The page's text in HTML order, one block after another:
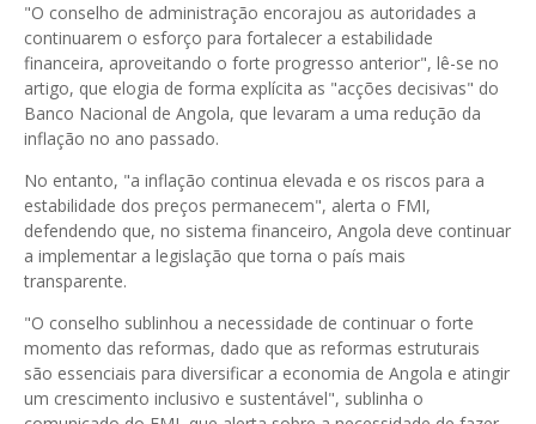
"O conselho de administração encorajou as autoridades a
continuarem o esforço para fortalecer a estabilidade
financeira, aproveitando o forte progresso anterior", lê-se no
artigo, que elogia de forma explícita as "acções decisivas" do
Banco Nacional de Angola, que levaram a uma redução da
inflação no ano passado.
No entanto, "a inflação continua elevada e os riscos para a
estabilidade dos preços permanecem", alerta o FMI,
defendendo que, no sistema financeiro, Angola deve continuar
a implementar a legislação que torna o país mais
transparente.
"O conselho sublinhou a necessidade de continuar o forte
momento das reformas, dado que as reformas estruturais
são essenciais para diversificar a economia de Angola e atingir
um crescimento inclusivo e sustentável", sublinha o